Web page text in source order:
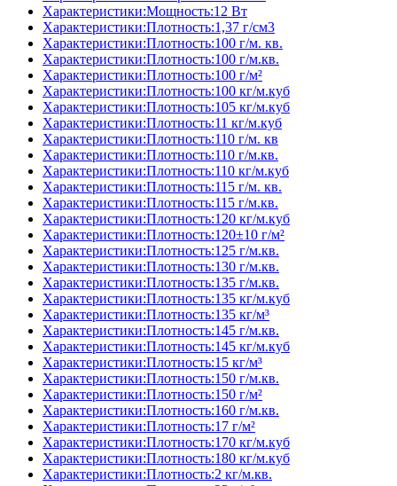
Характеристики:Мощность:12 Вт
Характеристики:Плотность:1,37 г/см3
Характеристики:Плотность:100 г/м. кв.
Характеристики:Плотность:100 г/м.кв.
Характеристики:Плотность:100 г/м²
Характеристики:Плотность:100 кг/м.куб
Характеристики:Плотность:105 кг/м.куб
Характеристики:Плотность:11 кг/м.куб
Характеристики:Плотность:110 г/м. кв
Характеристики:Плотность:110 г/м.кв.
Характеристики:Плотность:110 кг/м.куб
Характеристики:Плотность:115 г/м. кв.
Характеристики:Плотность:115 г/м.кв.
Характеристики:Плотность:120 кг/м.куб
Характеристики:Плотность:120±10 г/м²
Характеристики:Плотность:125 г/м.кв.
Характеристики:Плотность:130 г/м.кв.
Характеристики:Плотность:135 г/м.кв.
Характеристики:Плотность:135 кг/м.куб
Характеристики:Плотность:135 кг/м³
Характеристики:Плотность:145 г/м.кв.
Характеристики:Плотность:145 кг/м.куб
Характеристики:Плотность:15 кг/м³
Характеристики:Плотность:150 г/м.кв.
Характеристики:Плотность:150 г/м²
Характеристики:Плотность:160 г/м.кв.
Характеристики:Плотность:17 г/м²
Характеристики:Плотность:170 кг/м.куб
Характеристики:Плотность:180 кг/м.куб
Характеристики:Плотность:2 кг/м.кв.